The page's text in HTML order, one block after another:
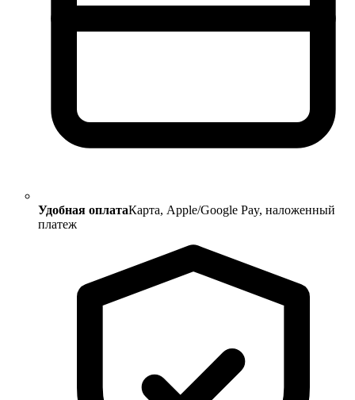
Удобная оплатаКарта, Apple/Google Pay, наложенный
платеж